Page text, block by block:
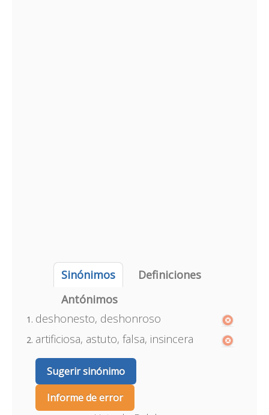
Sinónimos
Definiciones
Antónimos
deshonesto, deshonroso
artificiosa, astuto, falsa, insincera
Sugerir sinónimo
Informe de error